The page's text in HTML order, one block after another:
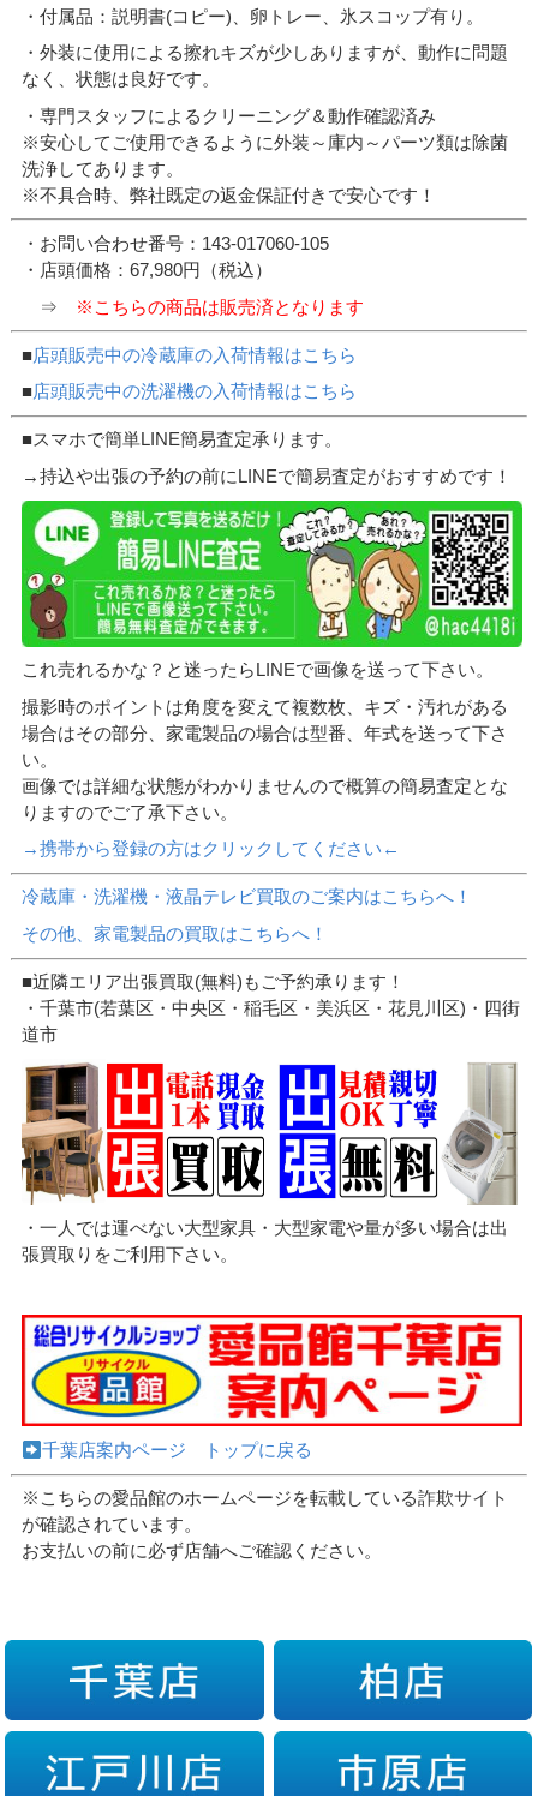
・付属品：説明書(コピー)、卵トレー、氷スコップ有り。
・外装に使用による擦れキズが少しありますが、動作に問題
なく、状態は良好です。
・専門スタッフによるクリーニング＆動作確認済み
※安心してご使用できるように外装～庫内～パーツ類は除菌
洗浄してあります。
※不具合時、弊社既定の返金保証付きで安心です！
・お問い合わせ番号：143-017060-105
・店頭価格：67,980円（税込）
⇒
※こちらの商品は販売済となります
■店頭販売中の冷蔵庫の入荷情報はこちら
■店頭販売中の洗濯機の入荷情報はこちら
■スマホで簡単LINE簡易査定承ります。
→持込や出張の予約の前にLINEで簡易査定がおすすめです！
これ売れるかな？と迷ったらLINEで画像を送って下さい。
撮影時のポイントは角度を変えて複数枚、キズ・汚れがある
場合はその部分、家電製品の場合は型番、年式を送って下さ
い。
画像では詳細な状態がわかりませんので概算の簡易査定とな
りますのでご了承下さい。
→携帯から登録の方はクリックしてください←
冷蔵庫・洗濯機・液晶テレビ買取のご案内はこちらへ！
その他、家電製品の買取はこちらへ！
■近隣エリア出張買取(無料)もご予約承ります！
・千葉市(若葉区・中央区・稲毛区・美浜区・花見川区)・四街
道市
・一人では運べない大型家具・大型家電や量が多い場合は出
張買取りをご利用下さい。
千葉店案内ページ トップに戻る
※こちらの愛品館のホームページを転載している詐欺サイト
が確認されています。
お支払いの前に必ず店舗へご確認ください。